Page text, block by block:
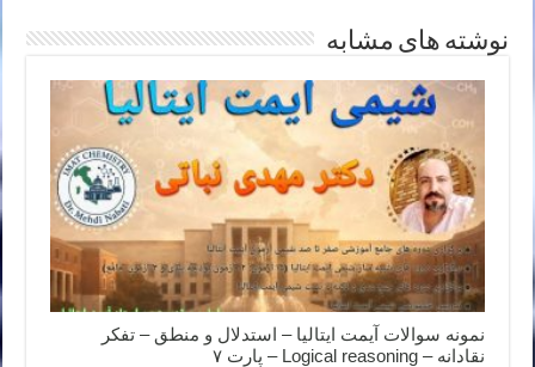
نوشته های مشابه
نمونه سوالات آیمت ایتالیا – استدلال و منطق – تفکر
نقادانه – Logical reasoning – پارت ۷